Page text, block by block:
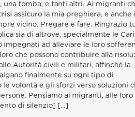
una tomba; e tanti altri. Ai migranti
assicuro la mia preghiera, e anche
vicino. Pregare e fare. Ringrazio
sia di altrove, specialmente le
impegnati ad alleviare le loro
che possono contribuire alla
Autorità civili e militari, affinché la
finalmente su ogni tipo di
volontà e gli sforzi verso soluzioni
Pensiamo ai migranti, alle loro
di silenzio] […]